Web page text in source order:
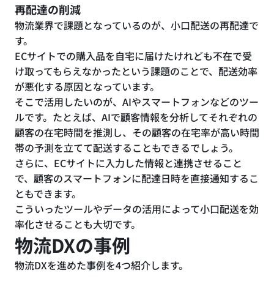
再配達の削減
物流業界で課題となっているのが、小口配送の再配達で
す。
ECサイトでの購入品を自宅に届けたけれども不在で受
け取ってもらえなかったという課題のことで、配送効率
が悪化する原因となっています。
そこで活用したいのが、AIやスマートフォンなどのツー
ルです。たとえば、AIで顧客情報を分析してそれぞれの
顧客の在宅時間を推測し、その顧客の在宅率が高い時間
帯の予測を立てて配送することもできるでしょう。
さらに、ECサイトに入力した情報と連携させること
で、顧客のスマートフォンに配達日時を直接通知するこ
ともできます。
こういったツールやデータの活用によって小口配送を効
率化させることも大切です。
物流DXの事例
物流DXを進めた事例を4つ紹介します。